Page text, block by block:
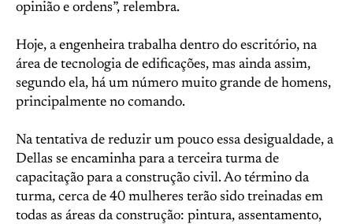
opinião e ordens”, relembra.
Hoje, a engenheira trabalha dentro do escritório, na
área de tecnologia de edificações, mas ainda assim,
segundo ela, há um número muito grande de homens,
principalmente no comando.
Na tentativa de reduzir um pouco essa desigualdade, a
Dellas se encaminha para a terceira turma de
capacitação para a construção civil. Ao término da
turma, cerca de 40 mulheres terão sido treinadas em
todas as áreas da construção: pintura, assentamento,